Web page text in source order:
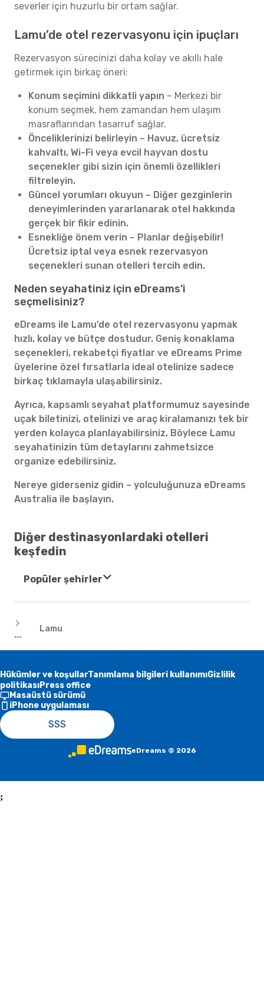
severler için huzurlu bir ortam sağlar.
Lamu’de otel rezervasyonu için ipuçları
Rezervasyon sürecinizi daha kolay ve akıllı hale
getirmek için birkaç öneri:
Konum seçimini dikkatli yapın – Merkezi bir
konum seçmek, hem zamandan hem ulaşım
masraflarından tasarruf sağlar.
Önceliklerinizi belirleyin – Havuz, ücretsiz
kahvaltı, Wi-Fi veya evcil hayvan dostu
seçenekler gibi sizin için önemli özellikleri
filtreleyin.
Güncel yorumları okuyun – Diğer gezginlerin
deneyimlerinden yararlanarak otel hakkında
gerçek bir fikir edinin.
Esnekliğe önem verin – Planlar değişebilir!
Ücretsiz iptal veya esnek rezervasyon
seçenekleri sunan otelleri tercih edin.
Neden seyahatiniz için eDreams’i
seçmelisiniz?
eDreams ile Lamu’de otel rezervasyonu yapmak
hızlı, kolay ve bütçe dostudur. Geniş konaklama
seçenekleri, rekabetçi fiyatlar ve eDreams Prime
üyelerine özel fırsatlarla ideal otelinize sadece
birkaç tıklamayla ulaşabilirsiniz.
Ayrıca, kapsamlı seyahat platformumuz sayesinde
uçak biletinizi, otelinizi ve araç kiralamanızı tek bir
yerden kolayca planlayabilirsiniz. Böylece Lamu
seyahatinizin tüm detaylarını zahmetsizce
organize edebilirsiniz.
Nereye giderseniz gidin – yolculuğunuza eDreams
Australia ile başlayın.
Diğer destinasyonlardaki otelleri
keşfedin
Popüler şehirler
...
Lamu
Hükümler ve koşullarTanımlama bilgileri kullanımıGizlilik
politikasıPress office
Masaüstü sürümü
iPhone uygulaması
SSS
eDreams © 2026
;